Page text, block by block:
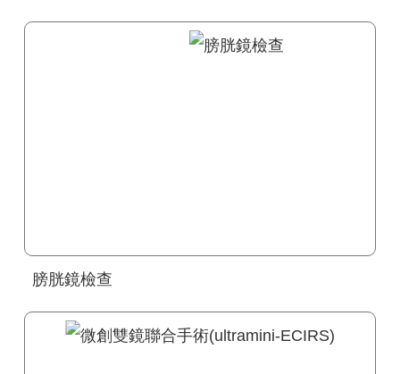
膀胱鏡檢查